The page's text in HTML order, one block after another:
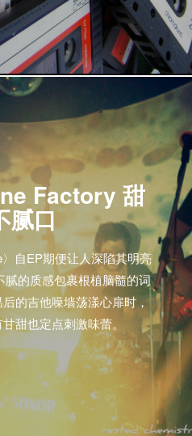
Factory 甜
腻口
自EP期便让人深陷其明亮
的质感包裹根植脑髓的词
的吉他噪墙荡漾心扉时，
甜也定点刺激味蕾。